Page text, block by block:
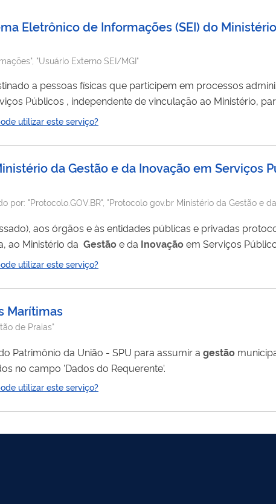
Eletrônico de Informações (SEI) do
"Usuário Externo SEI/MGI"
a pessoas físicas que participem em processos
de vinculação ao Ministério, para, no âmbito dos
do
utilizar este serviço?
da Gestão e da Inovação em Serviços
por: "Protocolo.GOV.BR", "Protocolo gov.br Ministério da Gestão e
aos órgãos e às entidades públicas e privadas
ao Ministério da Gestãoe da Inovaçãoem Serviços
fisicamente até o Protocolo Central e, ainda, evitar
utilizar este serviço?
Marítimas
de Praias"
Patrimônio da União - SPU para assumir a gestão
no campo 'Dados do Requerente'.
utilizar este serviço?